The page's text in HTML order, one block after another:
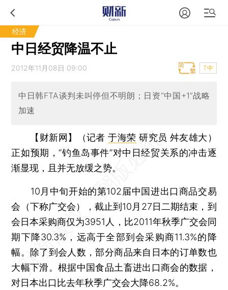
经济
中日经贸降温不止
2012年11月08日 09:00 T中
中日韩FTA谈判未叫停但不明朗；日资“中国+1”战略
加速
【财新网】（记者于海荣 研究员 舛友雄大）
正如预期，“钓鱼岛事件”对中日经贸关系的冲击逐
渐显现，且并无放缓之势。
10月中旬开始的第102届中国进出口商品交易
会（下称广交会），截止到10月27日二期结束，到
会日本采购商仅为3951人，比2011年秋季广交会同
期下降30.3%，远高于全部到会采购商11.3%的降
幅。除了到会人数，部分商品来自日本的订单数也
大幅下滑。根据中国食品土畜进出口商会的数据，
对日本出口比去年秋季广交会大降68.2%。